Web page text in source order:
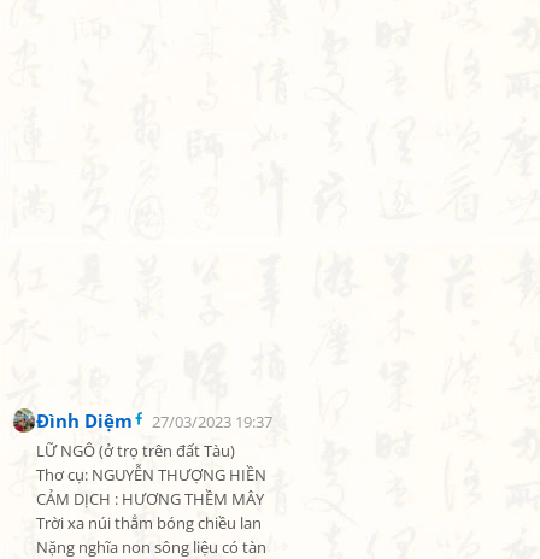
Đình Diệm
27/03/2023 19:37
LỮ NGÔ (ở trọ trên đất Tàu)
Thơ cụ: NGUYỄN THƯỢNG HIỀN
CẢM DỊCH : HƯƠNG THỀM MÂY
Trời xa núi thẳm bóng chiều lan
Nặng nghĩa non sông liệu có tàn